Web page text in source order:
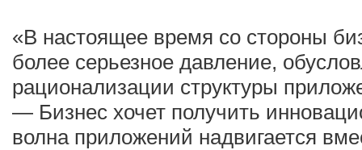
«В настоящее время со стороны
более серьезное давление,
рационализации структуры
— Бизнес хочет получить
волна приложений надвигается